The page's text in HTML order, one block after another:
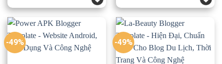
🎨 Màu sắc
📋 Bố cục
📦 Widget
-49% -49%